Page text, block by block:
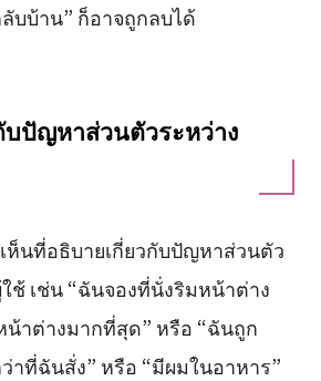
บบ้าน” ก็อาจถูกลบได้
บปัญหาส่วนตัวระหว่าง
นที่อธิบายเกี่ยวกับปัญหาส่วนตัว
ช้ เช่น “ฉันจองที่นั่งริมหน้าต่าง
าต่างมากที่สุด” หรือ “ฉันถูก
ว่าที่ฉันสั่ง” หรือ “มีผมในอาหาร”